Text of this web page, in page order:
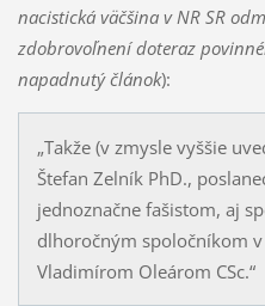
nacistická väčšina v NR SR
zdobrovoľnení do­teraz
napadnutý článok):
„Takže (v zmysle vyššie
Štefan Zelník PhD.,
jednoznačne fašistom, aj
dlhoročným spoločníkom
Vladimírom Oleárom CSc.“